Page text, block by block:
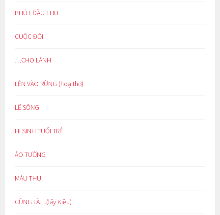
PHÚT ĐẦU THU
CUỘC ĐỜI
…CHO LÀNH
LẺN VÀO RỪNG (hoạ thơ)
LẼ SỐNG
HI SINH TUỔI TRẺ
ẢO TƯỞNG
MÀU THU
CŨNG LÀ…(lẩy Kiều)